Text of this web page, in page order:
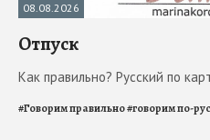
08.08.2026
Отпуск
Как правильно? Русский по
#Говорим правильно#говорим по-